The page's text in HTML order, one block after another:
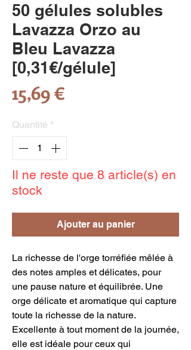
50 gélules solubles
Lavazza Orzo au
Bleu Lavazza
[0,31€/gélule]
15,69 €
Quantité *
Il ne reste que 8 article(s) en
stock
Ajouter au panier
La richesse de l'orge torréfiée mêlée à
des notes amples et délicates, pour
une pause nature et équilibrée. Une
orge délicate et aromatique qui capture
toute la richesse de la nature.
Excellente à tout moment de la journée,
elle est idéale pour ceux qui